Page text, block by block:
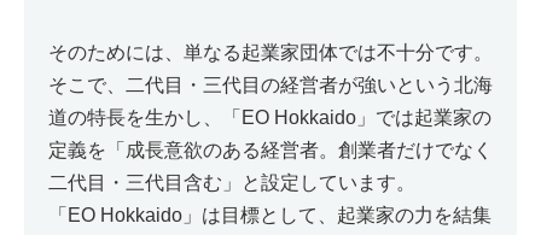
そのためには、単なる起業家団体では不十分です。
そこで、二代目・三代目の経営者が強いという北海
道の特長を生かし、「EO Hokkaido」では起業家の
定義を「成長意欲のある経営者。創業者だけでなく
二代目・三代目含む」と設定しています。
「EO Hokkaido」は目標として、起業家の力を結集